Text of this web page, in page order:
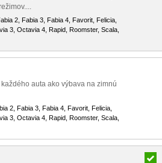
2, Fabia 3, Fabia 4, Favorit, Felicia,
3, Octavia 4, Rapid, Roomster, Scala,
auta ako výbava na zimnú
2, Fabia 3, Fabia 4, Favorit, Felicia,
3, Octavia 4, Rapid, Roomster, Scala,